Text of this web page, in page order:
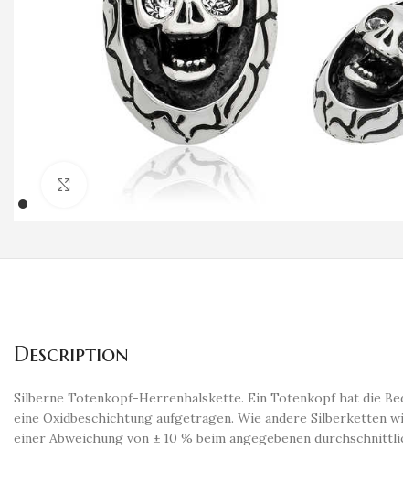
Klicken um zu vergrößern
Description
Silberne Totenkopf-Herrenhalskette. Ein Totenkopf hat die
eine Oxidbeschichtung aufgetragen. Wie andere Silberketten
einer Abweichung von ± 10 % beim angegebenen